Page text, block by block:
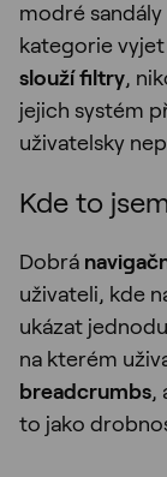
modré
kategorie vyjet
slouží filtry,
jejich systém
uživatelsky
Kde to
Dobrá
uživateli, kde
ukázat
na kterém
breadcrumbs,
to jako